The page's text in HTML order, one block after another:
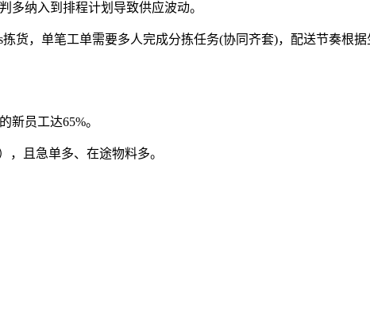
多纳入到排程计划导致供应波动。
货，单笔工单需要多人完成分拣任务(协同齐套)，配送节奏根
新员工达65%。
，且急单多、在途物料多。